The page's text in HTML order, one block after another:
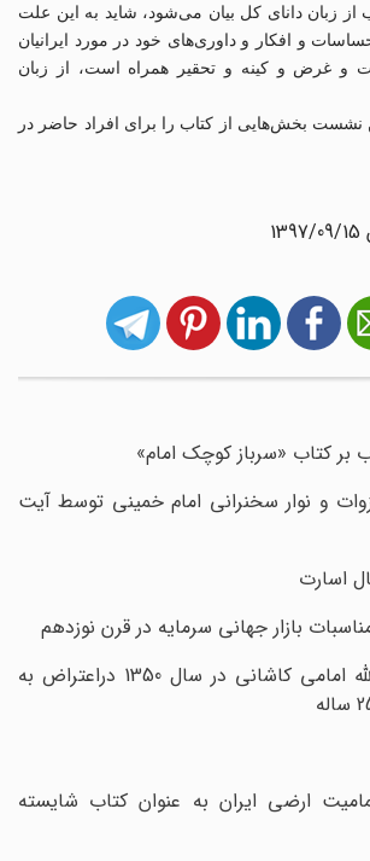
زبان دانای کل بیان می‌‌شود، شاید به این علت
و افکار و داوری‌های خود در مورد ایرانیان
و غرض و کینه و تحقیر همراه است، از زبان
بخش‌هایی از کتاب را برای افراد حاضر در
کتاب «سرباز کوچک امام»
و نوار سخنرانی امام خمینی توسط آیت
بازار جهانی سرمایه در قرن نوزدهم
سخنرانی آیت الله امامی کاشانی در سال 1350 دراعتراض به
ارضی ایران به عنوان کتاب شایسته